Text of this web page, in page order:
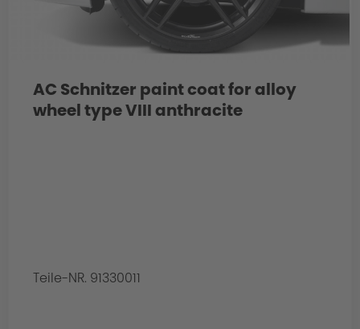
AC Schnitzer paint coat for alloy
wheel type VIII anthracite
Teile-NR. 91330011